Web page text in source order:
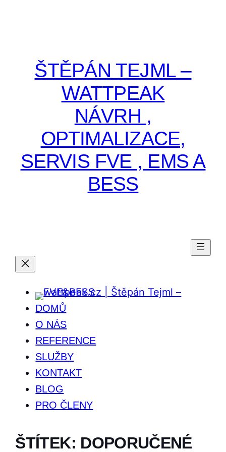
ŠTĚPÁN TEJML –
WATTPEAK
NÁVRH ,
OPTIMALIZACE,
SERVIS FVE , EMS A
BESS
DOMŮ
O NÁS
REFERENCE
SLUŽBY
KONTAKT
BLOG
PRO ČLENY
ŠTÍTEK: DOPORUČENÉ